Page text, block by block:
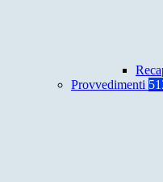
Provvedimenti